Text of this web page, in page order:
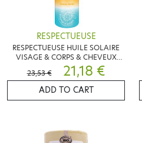
RESPECTUEUSE
RESPECTUEUSE HUILE SOLAIRE
VISAGE & CORPS & CHEVEUX
SPF30 100ML
23,53 € 21,18 €
ADD TO CART